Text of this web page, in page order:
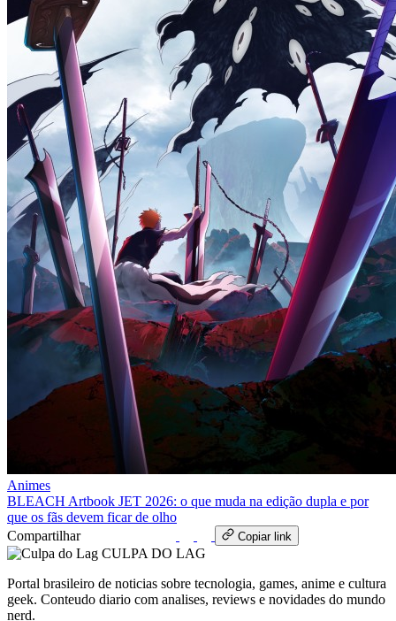
Animes
BLEACH Artbook JET 2026: o que muda na edição dupla e por
que os fãs devem ficar de olho
Compartilhar
Copiar link
CULPA DO LAG
Portal brasileiro de noticias sobre tecnologia, games, anime e cultura
geek. Conteudo diario com analises, reviews e novidades do mundo
nerd.